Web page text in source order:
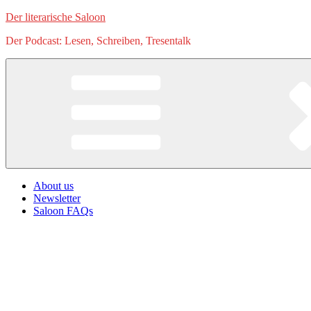
Zum
springen
Der literarische Saloon
Der Podcast: Lesen, Schreiben, Tresentalk
About us
Newsletter
Saloon FAQs